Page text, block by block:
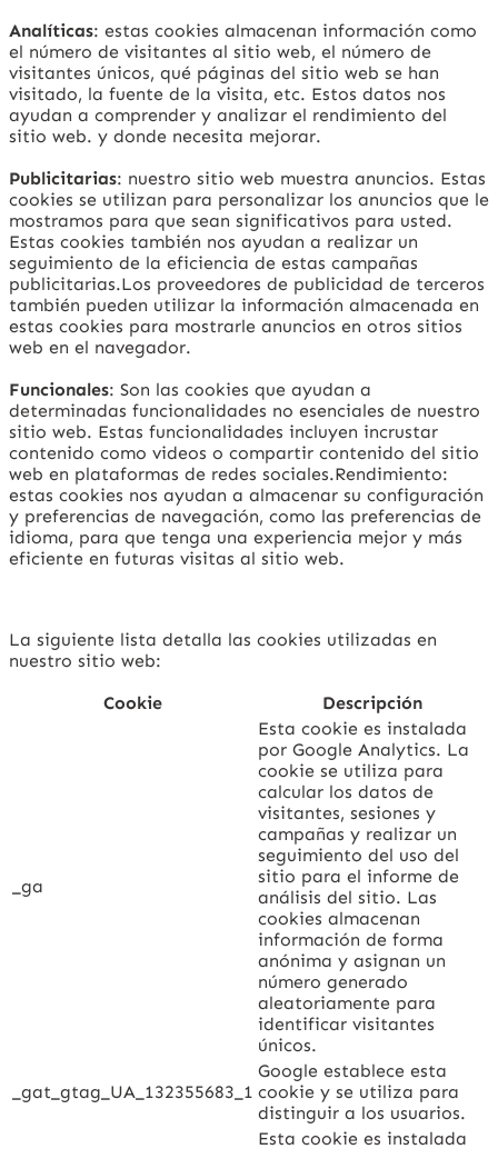
Analíticas: estas cookies almacenan información como
el número de visitantes al sitio web, el número de
visitantes únicos, qué páginas del sitio web se han
visitado, la fuente de la visita, etc. Estos datos nos
ayudan a comprender y analizar el rendimiento del
sitio web. y donde necesita mejorar.
Publicitarias: nuestro sitio web muestra anuncios. Estas
cookies se utilizan para personalizar los anuncios que le
mostramos para que sean significativos para usted.
Estas cookies también nos ayudan a realizar un
seguimiento de la eficiencia de estas campañas
publicitarias.Los proveedores de publicidad de terceros
también pueden utilizar la información almacenada en
estas cookies para mostrarle anuncios en otros sitios
web en el navegador.
Funcionales: Son las cookies que ayudan a
determinadas funcionalidades no esenciales de nuestro
sitio web. Estas funcionalidades incluyen incrustar
contenido como videos o compartir contenido del sitio
web en plataformas de redes sociales.Rendimiento:
estas cookies nos ayudan a almacenar su configuración
y preferencias de navegación, como las preferencias de
idioma, para que tenga una experiencia mejor y más
eficiente en futuras visitas al sitio web.
La siguiente lista detalla las cookies utilizadas en
nuestro sitio web:
Cookie
Descripción
_ga
Esta cookie es instalada
por Google Analytics. La
cookie se utiliza para
calcular los datos de
visitantes, sesiones y
campañas y realizar un
seguimiento del uso del
sitio para el informe de
análisis del sitio. Las
cookies almacenan
información de forma
anónima y asignan un
número generado
aleatoriamente para
identificar visitantes
únicos.
_gat_gtag_UA_132355683_1
Google establece esta
cookie y se utiliza para
distinguir a los usuarios.
Esta cookie es instalada